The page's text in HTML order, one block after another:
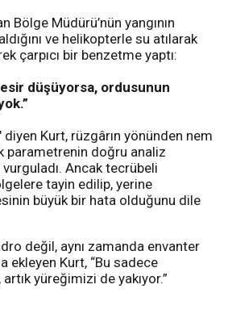
Bölge Müdürü’nün yangının
ve helikopterle su atılarak
çarpıcı bir benzetme yaptı:
düşüyorsa, ordusunun
diyen Kurt, rüzgârın yönünden nem
parametrenin doğru analiz
Ancak tecrübeli
tayin edilip, yerine
büyük bir hata olduğunu dile
değil, aynı zamanda envanter
ekleyen Kurt, “Bu sadece
yüreğimizi de yakıyor.”